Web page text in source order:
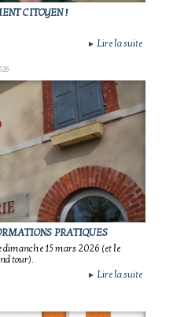
CITOYEN !
► Lire la suite
PRATIQUES
15 mars 2026 (et le
tour).
► Lire la suite